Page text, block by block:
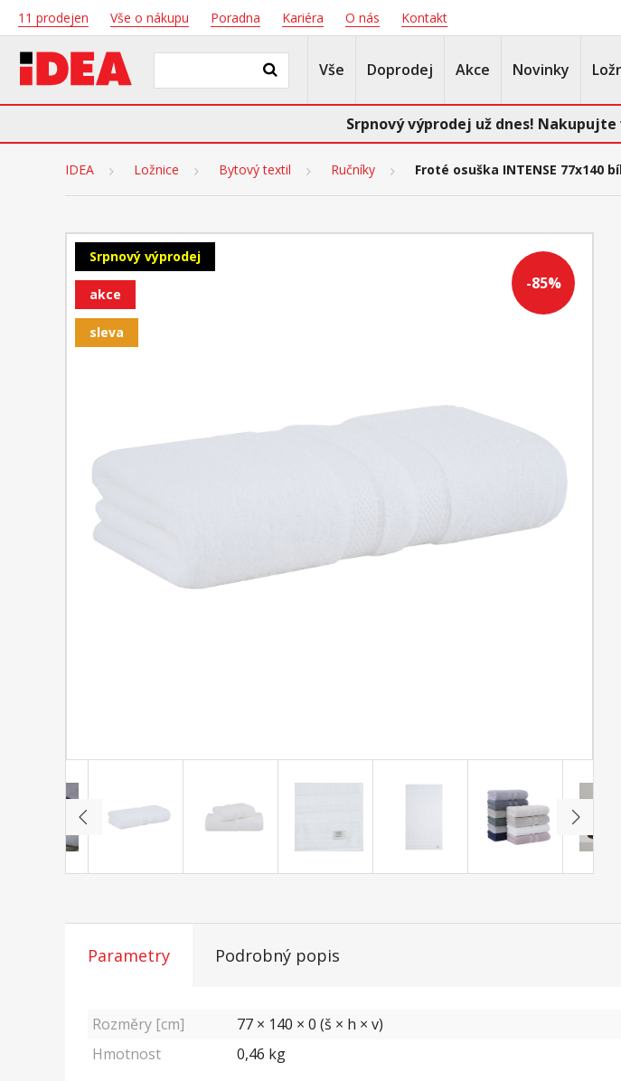
11 prodejen Vše o nákupu Poradna Kariéra O nás Kontakt
Vše Doprodej Akce Novinky
Srpnový výprodej už dnes!
IDEA Ložnice Bytový textil Ručníky Froté osuška INTENSE 77x140
-85%
Srpnový výprodej
akce
sleva
Parametry Podrobný popis
Rozměry [cm]
77 × 140 × 0 (š × h × v)
Hmotnost
0,46 kg